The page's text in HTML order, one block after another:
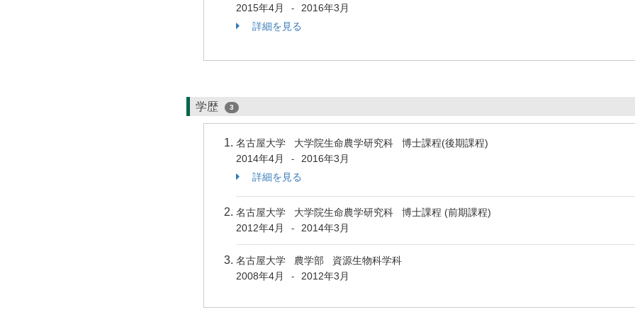
2015年4月
-
2016年3月
詳細を見る
学歴 3
名古屋大学 大学院生命農学研究科 博士課程(後期課程)
2014年4月
-
2016年3月
詳細を見る
名古屋大学 大学院生命農学研究科 博士課程 (前期課程)
2012年4月
- 2014年3月
名古屋大学 農学部 資源生物科学科
2008年4月
- 2012年3月